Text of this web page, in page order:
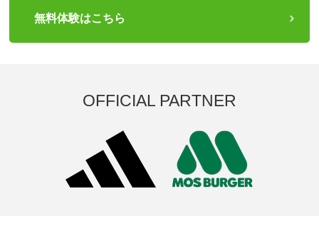
無料体験はこちら
OFFICIAL PARTNER